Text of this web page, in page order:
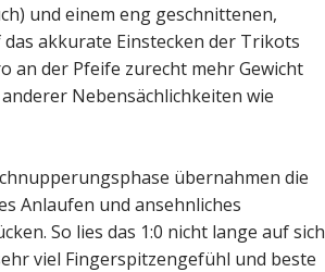
und einem eng geschnittenen,
akkurate Einstecken der Trikots
an der Pfeife zurecht mehr Gewicht
Nebensächlichkeiten wie
übernahmen die
Anlaufen und ansehnliches
So lies das 1:0 nicht lange auf sich
viel Fingerspitzengefühl und beste